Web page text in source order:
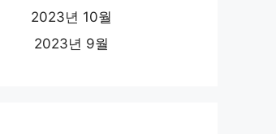
2023년 10월
2023년 9월